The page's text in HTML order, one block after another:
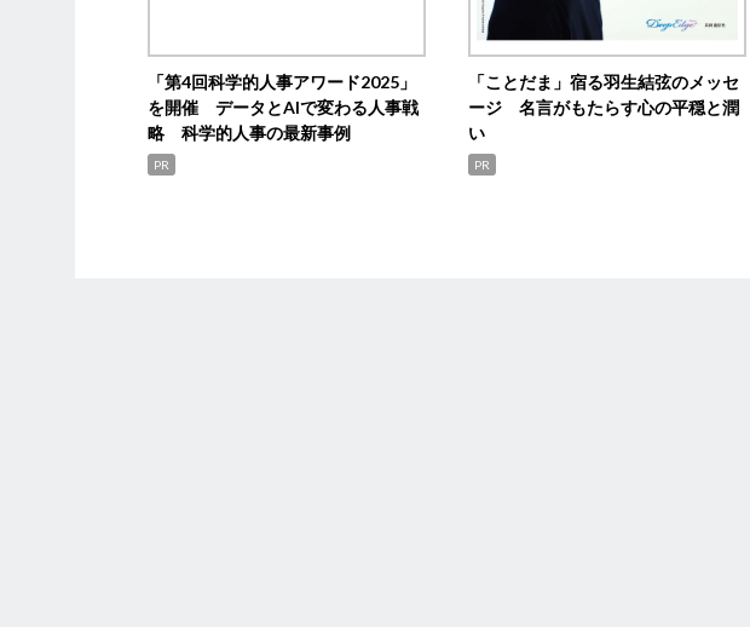
「第4回科学的人事アワード2025」
を開催 データとAIで変わる人事戦
略 科学的人事の最新事例
PR
「ことだま」宿る羽生結弦のメッセ
ージ 名言がもたらす心の平穏と潤
い
PR